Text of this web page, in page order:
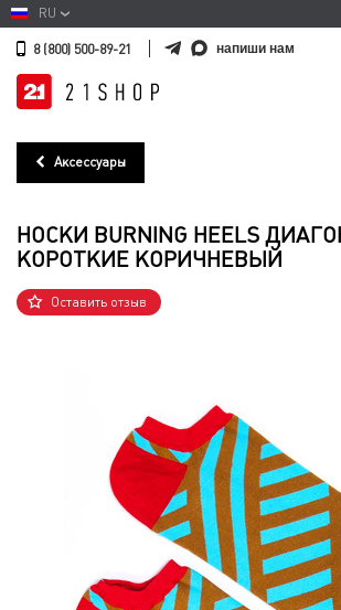
RU
8 (800) 500-89-21 напиши нам
Аксессуары
НОСКИ BURNING HEELS
КОРОТКИЕ КОРИЧНЕВЫЙ
Оставить отзыв